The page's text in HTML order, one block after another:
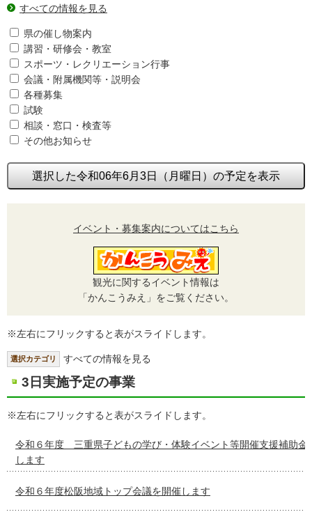
すべての情報を見る
県の催し物案内
講習・研修会・教室
スポーツ・レクリエーション行事
会議・附属機関等・説明会
各種募集
試験
相談・窓口・検査等
その他お知らせ
選択した令和06年6月3日（月曜日）の予定を表示
イベント・募集案内についてはこちら
観光に関するイベント情報は
「かんこうみえ」をご覧ください。
※左右にフリックすると表がスライドします。
選択カテゴリ すべての情報を見る
3日実施予定の事業
※左右にフリックすると表がスライドします。
令和６年度 三重県子どもの学び・体験イベント等開催支援補助金
します
令和６年度松阪地域トップ会議を開催します